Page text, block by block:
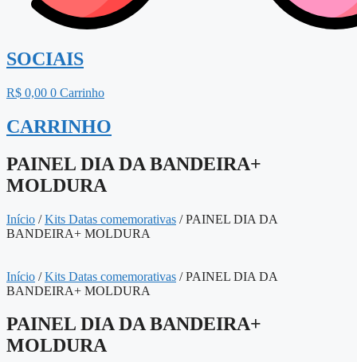
SOCIAIS
R$ 0,00 0 Carrinho
CARRINHO
PAINEL DIA DA BANDEIRA+
MOLDURA
Início /Kits Datas comemorativas / PAINEL DIA DA
BANDEIRA+ MOLDURA
Início /Kits Datas comemorativas / PAINEL DIA DA
BANDEIRA+ MOLDURA
PAINEL DIA DA BANDEIRA+
MOLDURA